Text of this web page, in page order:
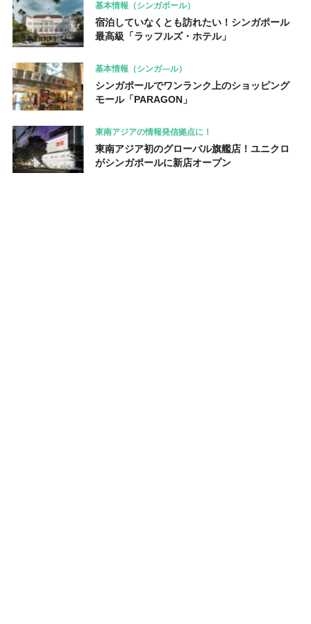
基本情報（シンガポール）
宿泊していなくとも訪れたい！シンガポール
最高級「ラッフルズ・ホテル」
基本情報（シンガ―ル）
シンガポールでワンランク上のショッピング
モール「PARAGON」
東南アジアの情報発信拠点に！
東南アジア初のグローバル旗艦店！ユニクロ
がシンガポールに新店オープン